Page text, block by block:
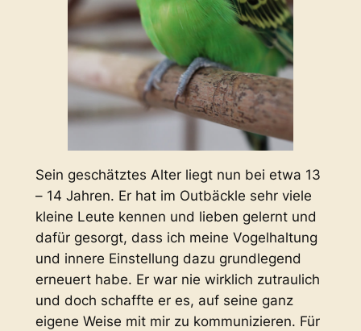
Sein geschätztes Alter liegt nun bei etwa 13
– 14 Jahren. Er hat im Outbäckle sehr viele
kleine Leute kennen und lieben gelernt und
dafür gesorgt, dass ich meine Vogelhaltung
und innere Einstellung dazu grundlegend
erneuert habe. Er war nie wirklich zutraulich
und doch schaffte er es, auf seine ganz
eigene Weise mit mir zu kommunizieren. Für